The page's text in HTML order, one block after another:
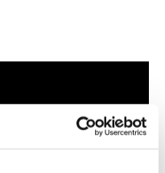
Sie auch